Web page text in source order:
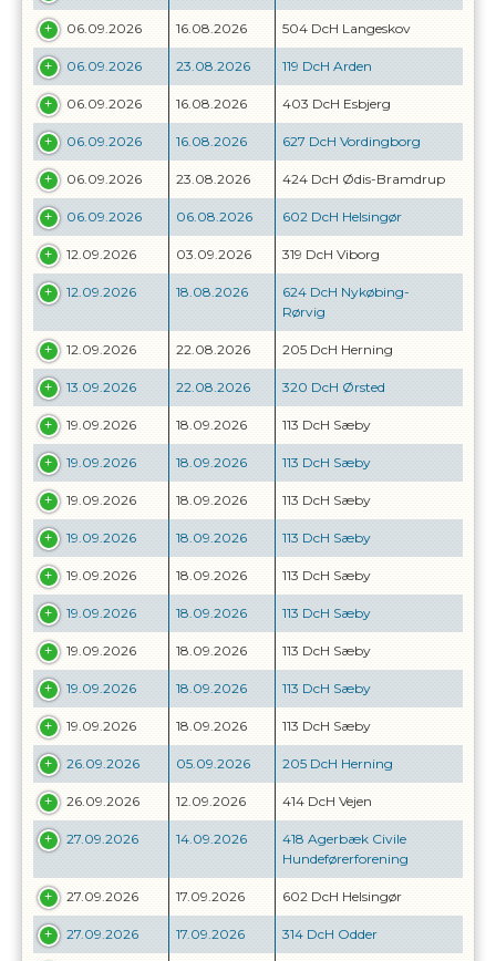
06.09.2026 16.08.2026 504 DcH Langeskov
06.09.2026 23.08.2026 119 DcH Arden
06.09.2026 16.08.2026 403 DcH Esbjerg
06.09.2026 16.08.2026 627 DcH Vordingborg
06.09.2026 23.08.2026 424 DcH Ødis-Bramdrup
06.09.2026 06.08.2026 602 DcH Helsingør
12.09.2026 03.09.2026 319 DcH Viborg
12.09.2026 18.08.2026
624 DcH Nykøbing-
Rørvig
12.09.2026 22.08.2026 205 DcH Herning
13.09.2026 22.08.2026 320 DcH Ørsted
19.09.2026 18.09.2026 113 DcH Sæby
19.09.2026 18.09.2026 113 DcH Sæby
19.09.2026 18.09.2026 113 DcH Sæby
19.09.2026 18.09.2026 113 DcH Sæby
19.09.2026 18.09.2026 113 DcH Sæby
19.09.2026 18.09.2026 113 DcH Sæby
19.09.2026 18.09.2026 113 DcH Sæby
19.09.2026 18.09.2026 113 DcH Sæby
19.09.2026 18.09.2026 113 DcH Sæby
26.09.2026 05.09.2026 205 DcH Herning
26.09.2026 12.09.2026 414 DcH Vejen
27.09.2026 14.09.2026
418 Agerbæk Civile
Hundeførerforening
27.09.2026 17.09.2026 602 DcH Helsingør
27.09.2026 17.09.2026 314 DcH Odder